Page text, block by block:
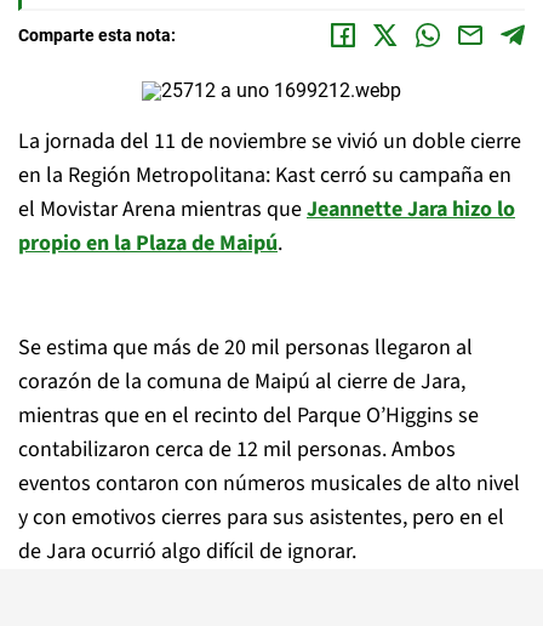
Comparte esta nota:
La jornada del 11 de noviembre se vivió un doble cierre
en la Región Metropolitana: Kast cerró su campaña en
el Movistar Arena mientras queJeannette Jara hizo lo
propio en la Plaza de Maipú.
Se estima que más de 20 mil personas llegaron al
corazón de la comuna de Maipú al cierre de Jara,
mientras que en el recinto del Parque O’Higgins se
contabilizaron cerca de 12 mil personas. Ambos
eventos contaron con números musicales de alto nivel
y con emotivos cierres para sus asistentes, pero en el
de Jara ocurrió algo difícil de ignorar.